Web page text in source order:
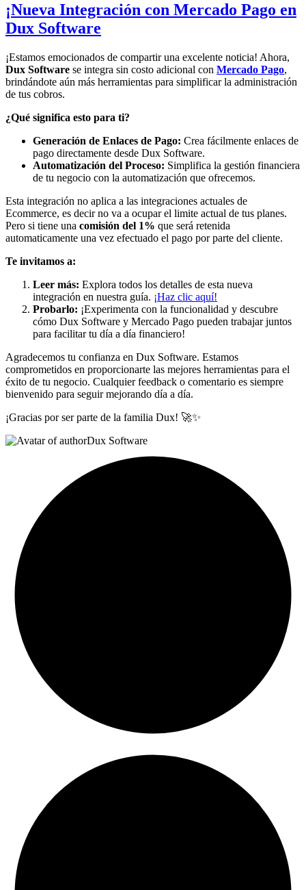
¡Nueva Integración con Mercado Pago en
Dux Software
¡Estamos emocionados de compartir una excelente noticia! Ahora,
Dux Software se integra sin costo adicional con Mercado Pago,
brindándote aún más herramientas para simplificar la administración
de tus cobros.
¿Qué significa esto para ti?
Generación de Enlaces de Pago: Crea fácilmente enlaces de
pago directamente desde Dux Software.
Automatización del Proceso: Simplifica la gestión financiera
de tu negocio con la automatización que ofrecemos.
Esta integración no aplica a las integraciones actuales de
Ecommerce, es decir no va a ocupar el limite actual de tus planes.
Pero si tiene una comisión del 1% que será retenida
automaticamente una vez efectuado el pago por parte del cliente.
Te invitamos a:
Leer más: Explora todos los detalles de esta nueva
integración en nuestra guía. ¡Haz clic aquí!
Probarlo: ¡Experimenta con la funcionalidad y descubre
cómo Dux Software y Mercado Pago pueden trabajar juntos
para facilitar tu día a día financiero!
Agradecemos tu confianza en Dux Software. Estamos
comprometidos en proporcionarte las mejores herramientas para el
éxito de tu negocio. Cualquier feedback o comentario es siempre
bienvenido para seguir mejorando día a día.
¡Gracias por ser parte de la familia Dux! 🚀✨
Dux Software